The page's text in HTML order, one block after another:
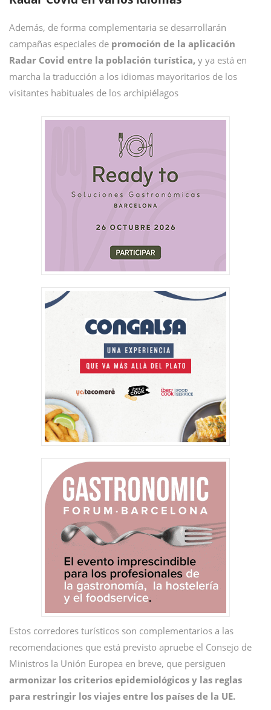
Además, de forma complementaria se desarrollarán
campañas especiales de promoción de la aplicación
Radar Covid entre la población turística, y ya está en
marcha la traducción a los idiomas mayoritarios de los
visitantes habituales de los archipiélagos
Estos corredores turísticos son complementarios a las
recomendaciones que está previsto apruebe el Consejo de
Ministros la Unión Europea en breve, que persiguen
armonizar los criterios epidemiológicos y las reglas
para restringir los viajes entre los países de la UE.